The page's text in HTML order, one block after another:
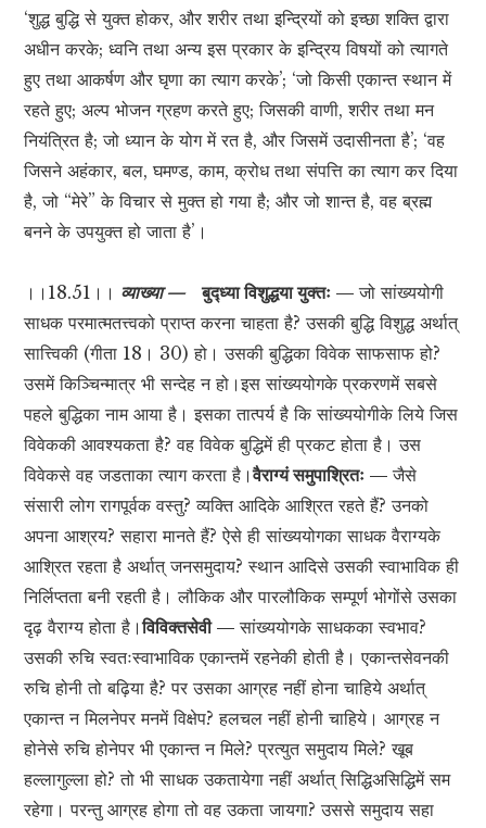
‘शुद्ध बुद्धि से युक्त होकर, और शरीर तथा इन्द्रियों को इच्छा शक्ति द्वारा
अधीन करके; ध्वनि तथा अन्य इस प्रकार के इन्द्रिय विषयों को त्यागते
हुए तथा आकर्षण और घृणा का त्याग करके’; ‘जो किसी एकान्त स्थान में
रहते हुए; अल्प भोजन ग्रहण करते हुए; जिसकी वाणी, शरीर तथा मन
नियंत्रित है; जो ध्यान के योग में रत है, और जिसमें उदासीनता है’; ‘वह
जिसने अहंकार, बल, घमण्ड, काम, क्रोध तथा संपत्ति का त्याग कर दिया
है, जो “मेरे” के विचार से मुक्त हो गया है; और जो शान्त है, वह ब्रह्म
बनने के उपयुक्त हो जाता है’।
।।18.51।। व्याख्या — बुद्ध्या विशुद्धया युक्तः —जो सांख्ययोगी
साधक परमात्मतत्त्वको प्राप्त करना चाहता है? उसकी बुद्धि विशुद्ध अर्थात्
सात्त्विकी (गीता 18। 30) हो। उसकी बुद्धिका विवेक साफसाफ हो?
उसमें किञ्चिन्मात्र भी सन्देह न हो।इस सांख्ययोगके प्रकरणमें सबसे
पहले बुद्धिका नाम आया है। इसका तात्पर्य है कि सांख्ययोगीके लिये जिस
विवेककी आवश्यकता है? वह विवेक बुद्धिमें ही प्रकट होता है। उस
विवेकसे वह जडताका त्याग करता है।वैराग्यं समुपाश्रितः —जैसे
संसारी लोग रागपूर्वक वस्तु? व्यक्ति आदिके आश्रित रहते हैं? उनको
अपना आश्रय? सहारा मानते हैं? ऐसे ही सांख्ययोगका साधक वैराग्यके
आश्रित रहता है अर्थात् जनसमुदाय? स्थान आदिसे उसकी स्वाभाविक ही
निर्लिप्तता बनी रहती है। लौकिक और पारलौकिक सम्पूर्ण भोगोंसे उसका
दृढ़ वैराग्य होता है।विविक्तसेवी —सांख्ययोगके साधकका स्वभाव?
उसकी रुचि स्वतःस्वाभाविक एकान्तमें रहनेकी होती है। एकान्तसेवनकी
रुचि होनी तो बढ़िया है? पर उसका आग्रह नहीं होना चाहिये अर्थात्
एकान्त न मिलनेपर मनमें विक्षेप? हलचल नहीं होनी चाहिये। आग्रह न
होनेसे रुचि होनेपर भी एकान्त न मिले? प्रत्युत समुदाय मिले? खूब
हल्लागुल्ला हो? तो भी साधक उकतायेगा नहीं अर्थात् सिद्धिअसिद्धिमें सम
रहेगा। परन्तु आग्रह होगा तो वह उकता जायगा? उससे समुदाय सहा